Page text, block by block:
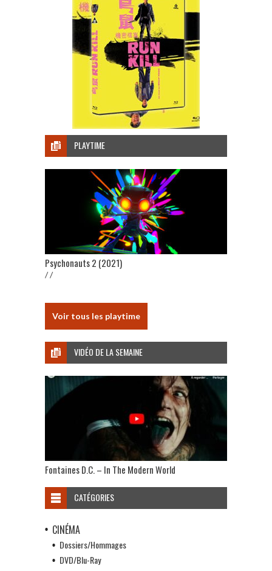
PLAYTIME
Psychonauts 2 (2021)
/ /
Voir tous les playtime
VIDÉO DE LA SEMAINE
Fontaines D.C. – In The Modern World
CATÉGORIES
CINÉMA
Dossiers/Hommages
DVD/Blu-Ray